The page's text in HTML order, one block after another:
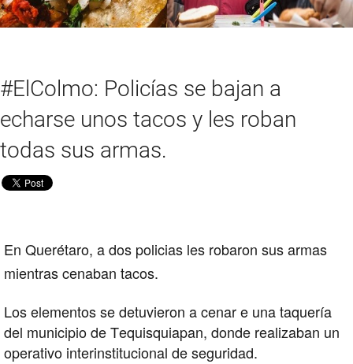
#ElColmo: Policías se bajan a
echarse unos tacos y les roban
todas sus armas.
En Querétaro, a dos policias les robaron sus armas
mientras cenaban tacos.
Los elementos se detuvieron a cenar e una taquería
del municipio de Tequisquiapan, donde realizaban un
operativo interinstitucional de seguridad.